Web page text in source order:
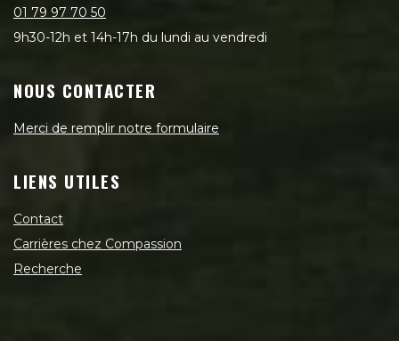
01 79 97 70 50
9h30-12h et 14h-17h du lundi au vendredi
NOUS CONTACTER
Merci de remplir notre formulaire
LIENS UTILES
Contact
Carrières chez Compassion
Recherche